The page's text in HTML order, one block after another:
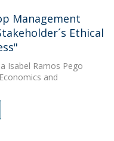
Management
Ethical
Isabel Ramos Pego
and